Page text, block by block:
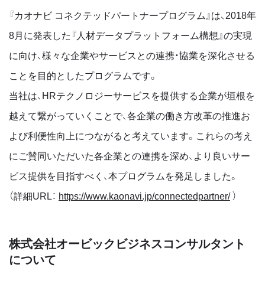
『カオナビ コネクテッドパートナープログラム』は、2018年
8月に発表した『人材データプラットフォーム構想』の実現
に向け、様々な企業やサービスとの連携・協業を深化させる
ことを目的としたプログラムです。
当社は、HRテクノロジーサービスを提供する企業が垣根を
越えて繋がっていくことで、各企業の働き方改革の推進お
よび利便性向上につながると考えています。これらの考え
にご賛同いただいた各企業との連携を深め、より良いサー
ビス提供を目指すべく、本プログラムを発足しました。
（詳細URL： https://www.kaonavi.jp/connectedpartner/）
株式会社オービックビジネスコンサルタント
について